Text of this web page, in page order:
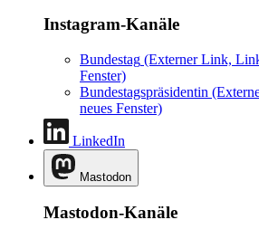
Instagram-Kanäle
Bundestag (Externer Link,
Fenster)
Bundestagspräsidentin
neues Fenster)
LinkedIn
Mastodon
Mastodon-Kanäle